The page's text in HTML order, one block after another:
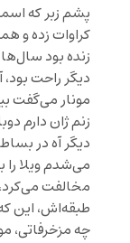
پشم زبر که
کراوات زده و
زنده بود
دیگر راحت
مونار می‌گفت
زنم ژان دارم
دیگر آه در
می‌شدم ویلا را
مخالفت
طبقه‌اش، این
چه مزخرفاتی،